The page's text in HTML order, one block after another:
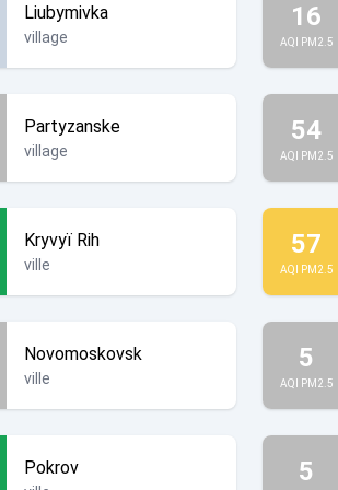
Liubymivka
village
16
AQI PM2.5
Partyzanske
village
54
AQI PM2.5
Kryvyï Rih
ville
57
AQI PM2.5
Novomoskovsk
ville
5
AQI PM2.5
Pokrov 5